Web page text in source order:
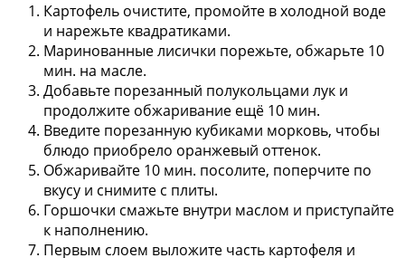
Картофель очистите, промойте в холодной воде
и нарежьте квадратиками.
Маринованные лисички порежьте, обжарьте 10
мин. на масле.
Добавьте порезанный полукольцами лук и
продолжите обжаривание ещё 10 мин.
Введите порезанную кубиками морковь, чтобы
блюдо приобрело оранжевый оттенок.
Обжаривайте 10 мин. посолите, поперчите по
вкусу и снимите с плиты.
Горшочки смажьте внутри маслом и приступайте
к наполнению.
Первым слоем выложите часть картофеля и